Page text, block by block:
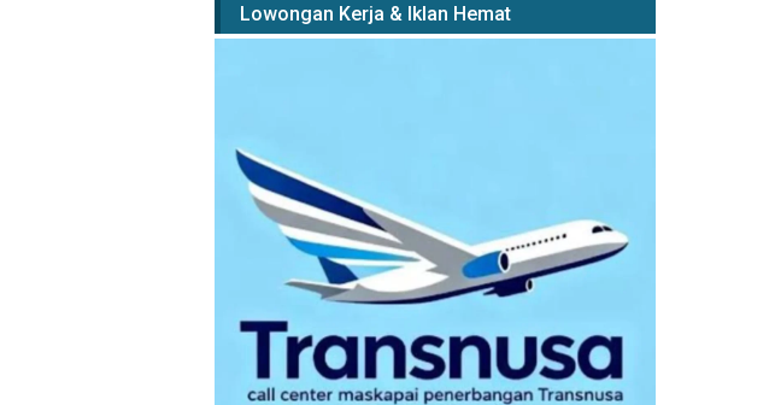
Lowongan Kerja & Iklan Hemat